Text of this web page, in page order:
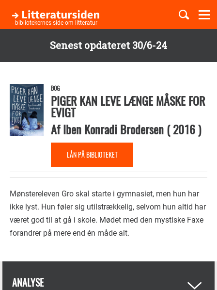
Senest opdateret 30/6-24
hovedindhold
- bibliotekernes side om litteratur
Børnebøger
Temaer
BOG
PIGER KAN LEVE LÆNGE MÅSKE FOR
EVIGT
AfIben Konradi Brodersen(2016)
LÅN PÅ BIBLIOTEKET
Mønstereleven Gro skal starte i gymnasiet, men hun har
ikke lyst. Hun føler sig utilstrækkelig, selvom hun altid har
været god til at gå i skole. Mødet med den mystiske Faxe
forandrer på mere end én måde alt.
ANALYSE